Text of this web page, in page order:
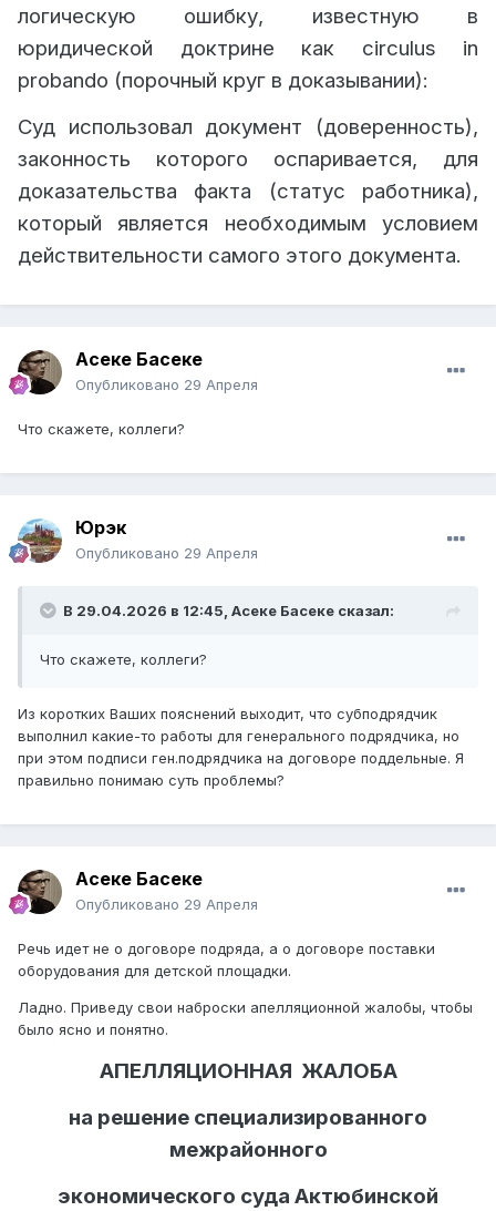
логическую ошибку, известную в
юридической доктрине как circulus in
probando (порочный круг в доказывании):
Суд использовал документ (доверенность),
законность которого оспаривается, для
доказательства факта (статус работника),
который является необходимым условием
действительности самого этого документа.
Асеке Басеке
Опубликовано 29 Апреля
Что скажете, коллеги?
Юрэк
Опубликовано 29 Апреля
В 29.04.2026 в 12:45, Асеке Басеке сказал:
Что скажете, коллеги?
Из коротких Ваших пояснений выходит, что субподрядчик
выполнил какие-то работы для генерального подрядчика, но
при этом подписи ген.подрядчика на договоре поддельные. Я
правильно понимаю суть проблемы?
Асеке Басеке
Опубликовано 29 Апреля
Речь идет не о договоре подряда, а о договоре поставки
оборудования для детской площадки.
Ладно. Приведу свои наброски апелляционной жалобы, чтобы
было ясно и понятно.
АПЕЛЛЯЦИОННАЯ ЖАЛОБА
на решение специализированного
межрайонного
экономического суда Актюбинской